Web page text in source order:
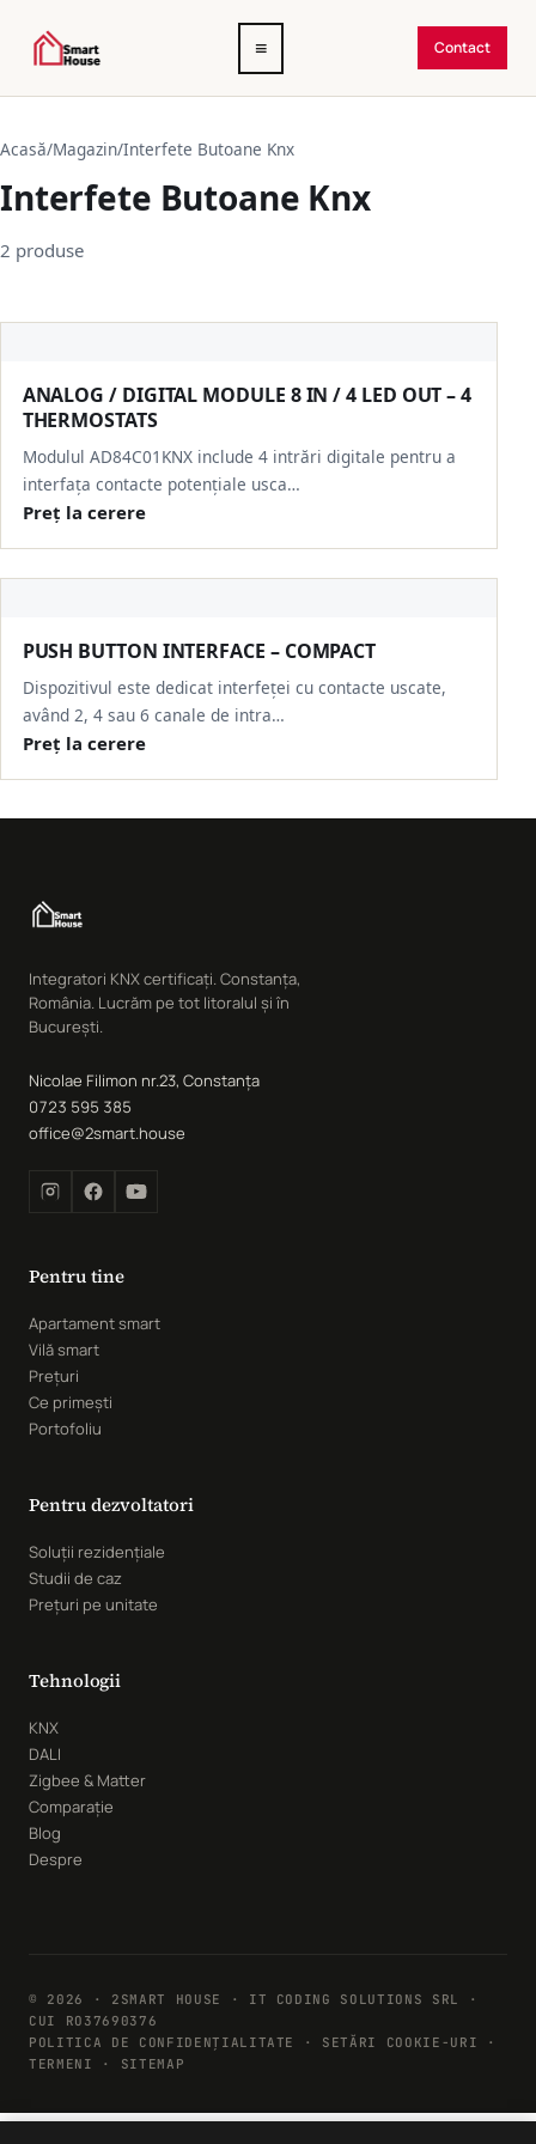
Deschide
meniul
≡ Contact
Acasă/Magazin/Interfete Butoane Knx
Interfete Butoane Knx
2 produse
ANALOG / DIGITAL MODULE 8 IN / 4 LED OUT – 4
THERMOSTATS
Modulul AD84C01KNX include 4 intrări digitale pentru a
interfața contacte potențiale usca…
Preț la cerere
PUSH BUTTON INTERFACE – COMPACT
Dispozitivul este dedicat interfeței cu contacte uscate,
având 2, 4 sau 6 canale de intra…
Preț la cerere
Integratori KNX certificați. Constanța,
România. Lucrăm pe tot litoralul și în
București.
Nicolae Filimon nr.23, Constanța
0723 595 385
office@2smart.house
Pentru tine
Apartament smart
Vilă smart
Prețuri
Ce primești
Portofoliu
Pentru dezvoltatori
Soluții rezidențiale
Studii de caz
Prețuri pe unitate
Tehnologii
KNX
DALI
Zigbee & Matter
Comparație
Blog
Despre
© 2026 · 2SMART HOUSE · IT CODING SOLUTIONS SRL ·
CUI RO37690376
POLITICA DE CONFIDENȚIALITATE
· SETĂRI COOKIE-URI ·
TERMENI · SITEMAP